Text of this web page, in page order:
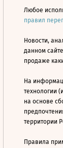
Любое
правил
Новости,
данном
продаже
На
технологии
на основе
территории
Правила